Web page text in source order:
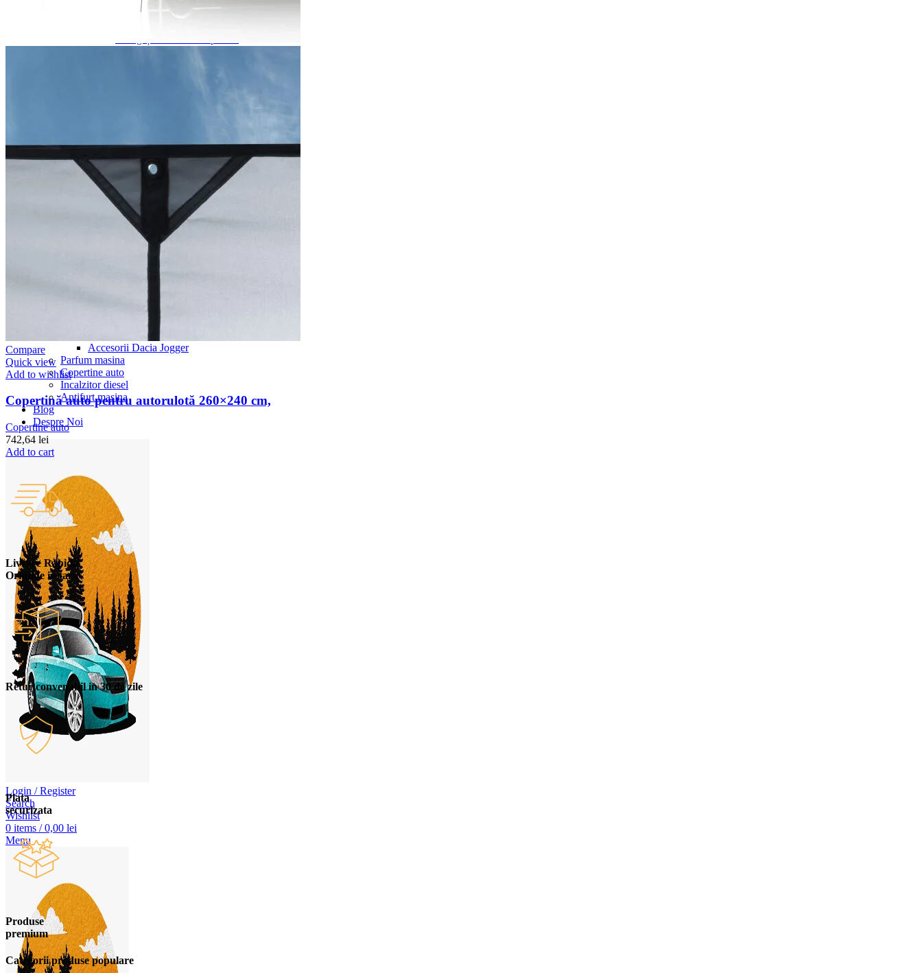
Navigație Mercedes W204
Navigație Skoda Fabia 1
Navigație Skoda Fabia 2
Navigație Skoda Octavia 1
Navigație Skoda Octavia 2
Navigație Skoda Octavia 3
Navigație Skoda Rapid
Navigație Skoda Superb 1
Navigație Skoda Superb 2
Navigație Toyota Avensis T25
Peste 350 Litri
Accesorii auto masina
Accesorii Dacia Duster 3
Accesorii Duster 2
Accesorii Dacia Jogger
Parfum masina
Copertine auto
Incalzitor diesel
Antifurt masina
Blog
Despre Noi
Login / Register
Search
Wishlist
0 items / 0,00 lei
Menu
Compare
Quick view
Add to wishlist
Copertină auto pentru autorulotă 260×240 cm,
Copertine auto
742,64 lei
Add to cart
Livrare Rapida
Oriunde in tara
Retur convenabil in 30 de zile
Plata
securizata
Produse
premium
Categorii produse populare